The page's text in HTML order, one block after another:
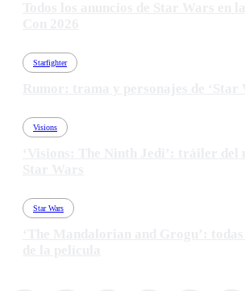
Starfighter
Visions
Star Wars